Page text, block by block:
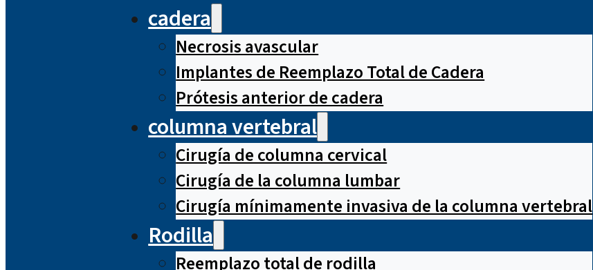
cadera
Necrosis avascular
Implantes de Reemplazo Total de Cadera
Prótesis anterior de cadera
columna vertebral
Cirugía de columna cervical
Cirugía de la columna lumbar
Cirugía mínimamente invasiva de la columna vertebral
Rodilla
Reemplazo total de rodilla